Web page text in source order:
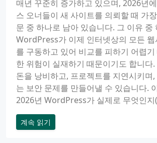
매년 꾸준히 증가하고 있으며, 2026년
스 오너들이 새 사이트를 의뢰할 때 가
문 중 하나로 남아 있습니다. 그 이유 중
WordPress가 이제 인터넷상의 모든
를 구동하고 있어 비교를 피하기 어렵
한 위험이 실재하기 때문이기도 합니다
돈을 낭비하고, 프로젝트를 지연시키며
는 보안 문제를 만들어낼 수 있습니다.
2026년 WordPress가 실제로 무엇인지
계속 읽기